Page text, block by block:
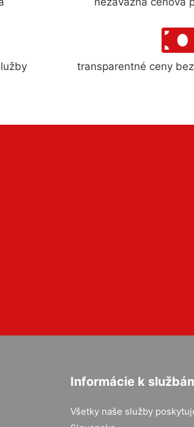
transparentné ceny
Informácie k
Všetky naše služby